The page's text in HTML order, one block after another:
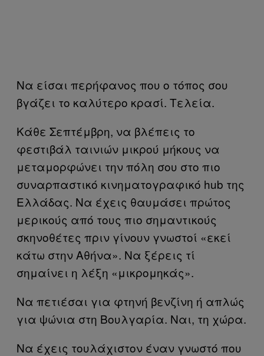
Να είσαι περήφανος που ο τόπος σου
βγάζει το καλύτερο κρασί. Τελεία.
Κάθε Σεπτέμβρη, να βλέπεις το
φεστιβάλ ταινιών μικρού μήκους να
μεταμορφώνει την πόλη σου στο πιο
συναρπαστικό κινηματογραφικό hub της
Ελλάδας. Να έχεις θαυμάσει πρώτος
μερικούς από τους πιο σημαντικούς
σκηνοθέτες πριν γίνουν γνωστοί «εκεί
κάτω στην Αθήνα». Να ξέρεις τί
σημαίνει η λέξη «μικρομηκάς».
Να πετιέσαι για φτηνή βενζίνη ή απλώς
για ψώνια στη Βουλγαρία. Ναι, τη χώρα.
Να έχεις τουλάχιστον έναν γνωστό που